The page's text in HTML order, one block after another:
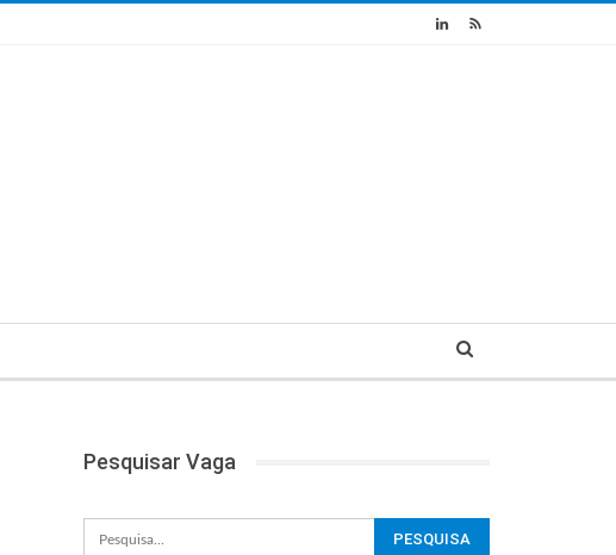
Pesquisar Vaga